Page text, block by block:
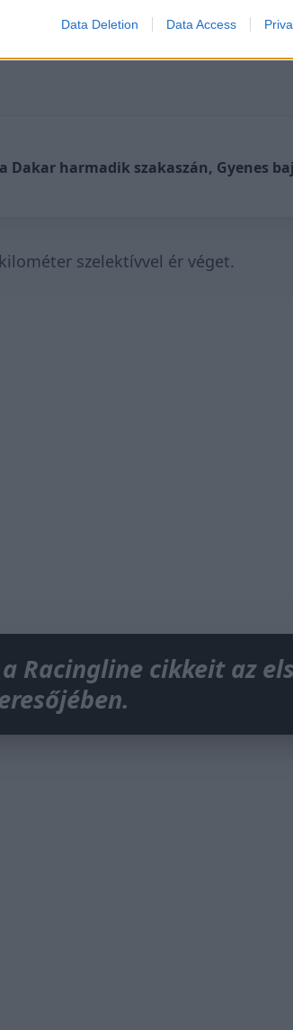
Data Deletion Data Access
végén a versenyzők korlátlanul
azonban ezúttal nem vehetnek
Dakar harmadik szakaszán, Gyenes
szelektívvel ér véget.
Racingline cikkeit az